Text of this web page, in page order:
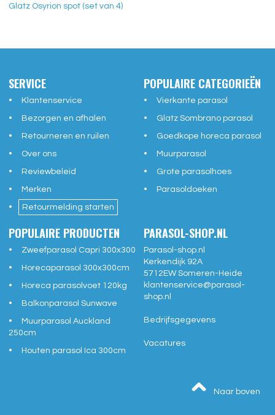
Glatz Osyrion spot (set van 4)
SERVICE
Klantenservice
Bezorgen en afhalen
Retourneren en ruilen
Over ons
Reviewbeleid
Merken
Retourmelding starten
POPULAIRE CATEGORIEËN
Vierkante parasol
Glatz Sombrano parasol
Goedkope horeca parasol
Muurparasol
Grote parasolhoes
Parasoldoeken
POPULAIRE PRODUCTEN
Zweefparasol Capri 300x300
Horecaparasol 300x300cm
Horeca parasolvoet 120kg
Balkonparasol Sunwave
Muurparasol Auckland
250cm
Houten parasol Ica 300cm
PARASOL-SHOP.NL
Parasol-shop.nl
Kerkendijk 92A
5712EW Someren-Heide
klantenservice@parasol-
shop.nl
Bedrijfsgegevens
Vacatures
Naar boven